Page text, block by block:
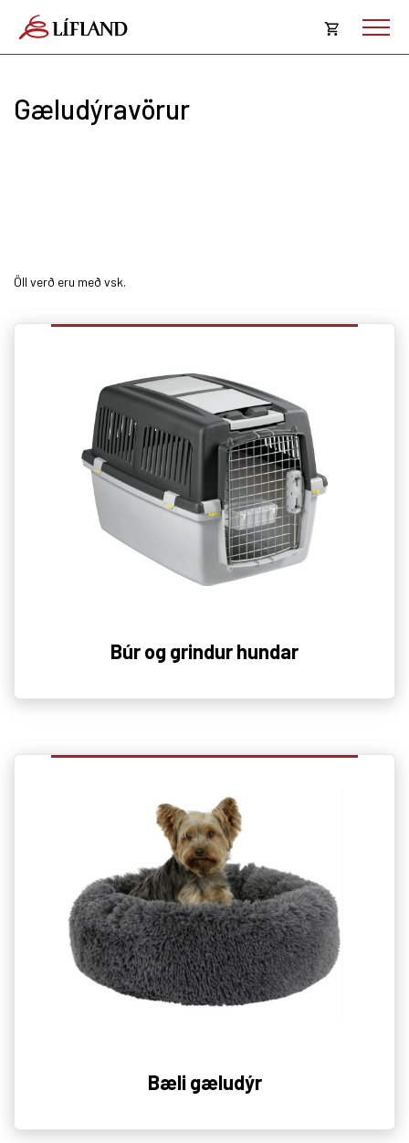
Opna
Karfan þín
Gæludýravörur
Öll verð eru með vsk.
Búr og grindur hundar
Bæli gæludýr